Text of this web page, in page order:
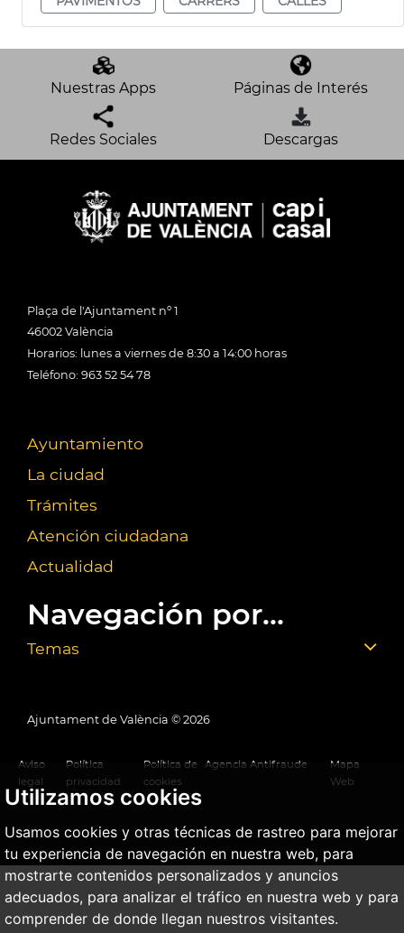
Utilizamos cookies
Usamos cookies y otras técnicas de rastreo para mejorar
tu experiencia de navegación en nuestra web, para
mostrarte contenidos personalizados y anuncios
adecuados, para analizar el tráfico en nuestra web y para
comprender de donde llegan nuestros visitantes.
Nuestras Apps Páginas de Interés
Redes Sociales Descargas
Plaça de l'Ajuntament nº 1
46002 València
Horarios: lunes a viernes de 8:30 a 14:00 horas
Teléfono: 963 52 54 78
Ayuntamiento
La ciudad
Trámites
Atención ciudadana
Actualidad
Navegación por...
Temas
Ajuntament de València © 2026
Aviso
legal
Política
privacidad
Política de
cookies
Agencia Antifraude
Mapa
Web